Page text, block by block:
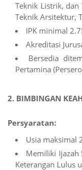
Teknik Listrik,
Teknik Arsitektur,
IPK minimal
Akreditasi
Bersedia
Pertamina
2. BIMBINGAN
Persyaratan:
Usia maksimal
Memiliki Ijazah
Keterangan Lulus